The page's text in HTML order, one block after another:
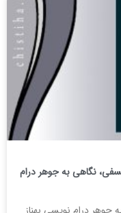
نگاهی به جوهر درام